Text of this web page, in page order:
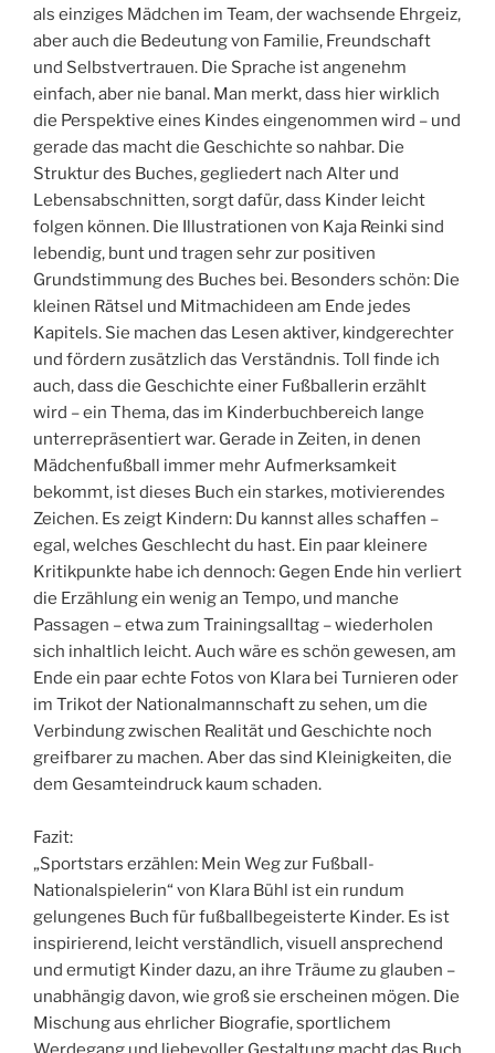
als einziges Mädchen im Team, der wachsende Ehrgeiz,
aber auch die Bedeutung von Familie, Freundschaft
und Selbstvertrauen. Die Sprache ist angenehm
einfach, aber nie banal. Man merkt, dass hier wirklich
die Perspektive eines Kindes eingenommen wird – und
gerade das macht die Geschichte so nahbar. Die
Struktur des Buches, gegliedert nach Alter und
Lebensabschnitten, sorgt dafür, dass Kinder leicht
folgen können. Die Illustrationen von Kaja Reinki sind
lebendig, bunt und tragen sehr zur positiven
Grundstimmung des Buches bei. Besonders schön: Die
kleinen Rätsel und Mitmachideen am Ende jedes
Kapitels. Sie machen das Lesen aktiver, kindgerechter
und fördern zusätzlich das Verständnis. Toll finde ich
auch, dass die Geschichte einer Fußballerin erzählt
wird – ein Thema, das im Kinderbuchbereich lange
unterrepräsentiert war. Gerade in Zeiten, in denen
Mädchenfußball immer mehr Aufmerksamkeit
bekommt, ist dieses Buch ein starkes, motivierendes
Zeichen. Es zeigt Kindern: Du kannst alles schaffen –
egal, welches Geschlecht du hast. Ein paar kleinere
Kritikpunkte habe ich dennoch: Gegen Ende hin verliert
die Erzählung ein wenig an Tempo, und manche
Passagen – etwa zum Trainingsalltag – wiederholen
sich inhaltlich leicht. Auch wäre es schön gewesen, am
Ende ein paar echte Fotos von Klara bei Turnieren oder
im Trikot der Nationalmannschaft zu sehen, um die
Verbindung zwischen Realität und Geschichte noch
greifbarer zu machen. Aber das sind Kleinigkeiten, die
dem Gesamteindruck kaum schaden.
Fazit:
„Sportstars erzählen: Mein Weg zur Fußball-
Nationalspielerin“ von Klara Bühl ist ein rundum
gelungenes Buch für fußballbegeisterte Kinder. Es ist
inspirierend, leicht verständlich, visuell ansprechend
und ermutigt Kinder dazu, an ihre Träume zu glauben –
unabhängig davon, wie groß sie erscheinen mögen. Die
Mischung aus ehrlicher Biografie, sportlichem